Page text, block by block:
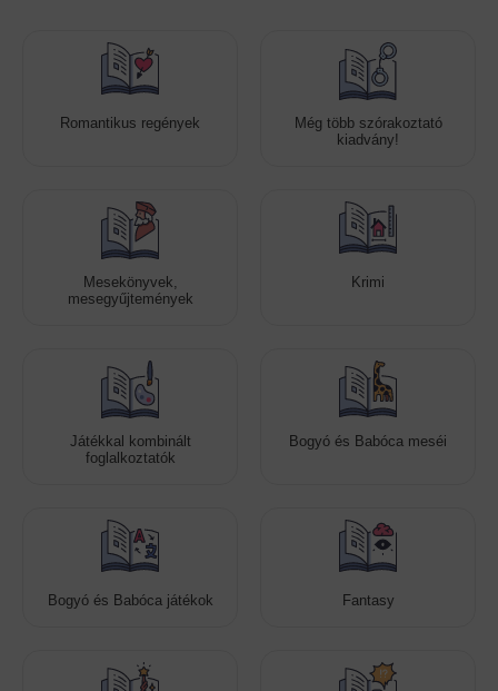
Romantikus regények
Még több szórakoztató
kiadvány!
Mesekönyvek,
mesegyűjtemények
Krimi
Játékkal kombinált
foglalkoztatók
Bogyó és Babóca meséi
Bogyó és Babóca játékok Fantasy